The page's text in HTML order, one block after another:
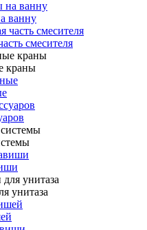
ванну
смесителя
краны
унитаза